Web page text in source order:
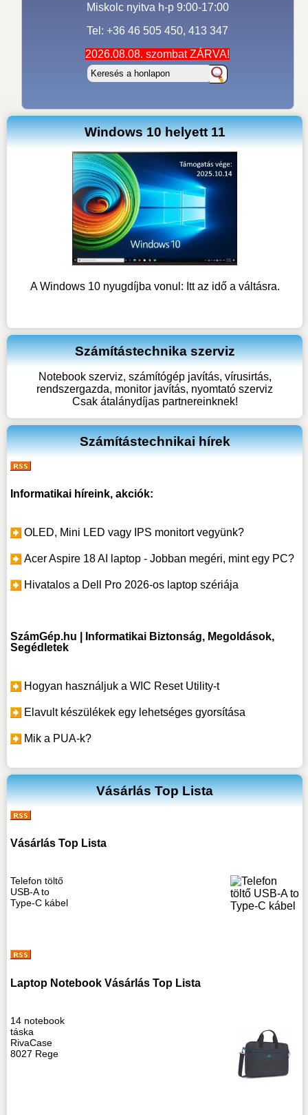
Miskolc nyitva h-p 9:00-17:00
Tel: +36 46 505 450, 413 347
2026.08.08. szombat ZÁRVA!
Windows 10 helyett 11
A Windows 10 nyugdíjba vonul: Itt az idő a váltásra.
Számítástechnika szerviz
Notebook szerviz, számítógép javítás, vírusirtás,
rendszergazda, monitor javítás, nyomtató szerviz
Csak átalánydíjas partnereinknek!
Számítástechnikai hírek
Informatikai híreink, akciók:
OLED, Mini LED vagy IPS monitort vegyünk?
Acer Aspire 18 AI laptop - Jobban megéri, mint egy PC?
Hivatalos a Dell Pro 2026-os laptop szériája
SzámGép.hu | Informatikai Biztonság, Megoldások,
Segédletek
Hogyan használjuk a WIC Reset Utility-t
Elavult készülékek egy lehetséges gyorsítása
Mik a PUA-k?
Vásárlás Top Lista
Vásárlás Top Lista
Telefon töltő
USB-A to
Type-C kábel
Laptop Notebook Vásárlás Top Lista
14 notebook
táska
RivaCase
8027 Rege